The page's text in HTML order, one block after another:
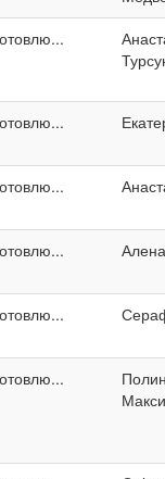
Алена